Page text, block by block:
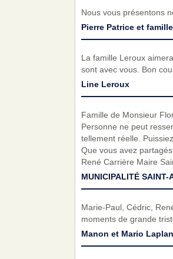
Nous vous présentons
Pierre Patrice et famille
La famille Leroux
sont avec vous. Bon
Line Leroux
Famille de Monsieur
Personne ne peut
tellement réelle.
Que vous avez
René Carrière Maire
MUNICIPALITÉ SAINT-
Marie-Paul, Cédric,
moments de grande
Manon et Mario